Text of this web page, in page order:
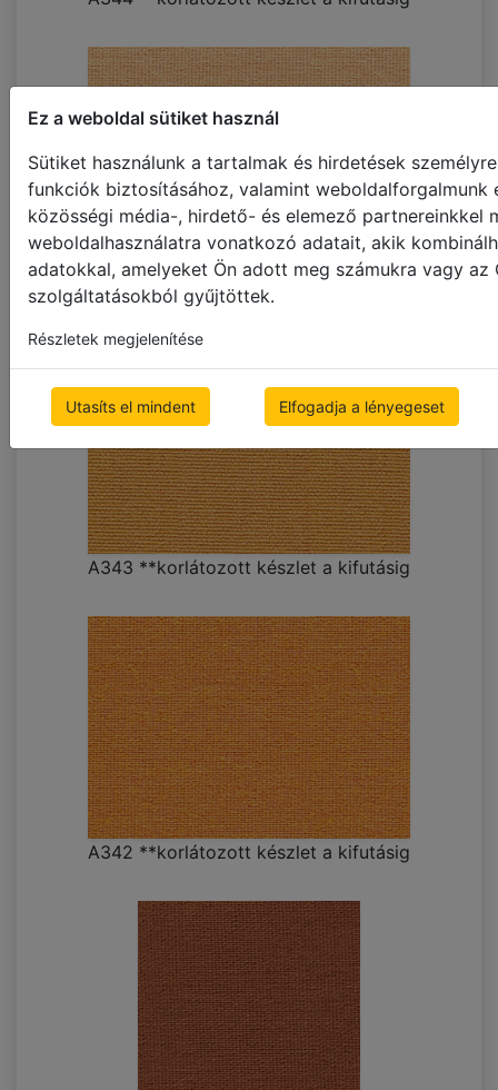
Ez a weboldal sütiket használ
Sütiket használunk a tartalmak és hirdetések
funkciók biztosításához, valamint weboldalforgalmunk
közösségi média-, hirdető- és elemező partnereinkkel
weboldalhasználatra vonatkozó adatait, akik
adatokkal, amelyeket Ön adott meg számukra vagy az
szolgáltatásokból gyűjtöttek.
Részletek megjelenítése
Utasíts el mindent Elfogadja a lényegeset
A345 **korlátozott készlet a kifutásig
A343 **korlátozott készlet a kifutásig
A342 **korlátozott készlet a kifutásig